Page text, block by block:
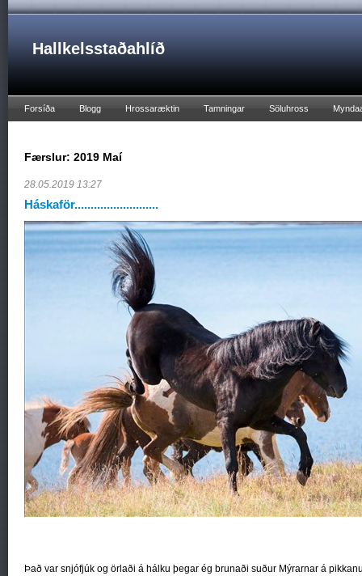
Hallkelsstaðahlíð
Forsíða Blogg Hrossaræktin Tamningar Söluhross
Færslur: 2019 Maí
28.05.2019 13:27
Háskaför..........................
Það var snjófjúk og örlaði á hálku þegar ég brunaði suður Mýrarnar á